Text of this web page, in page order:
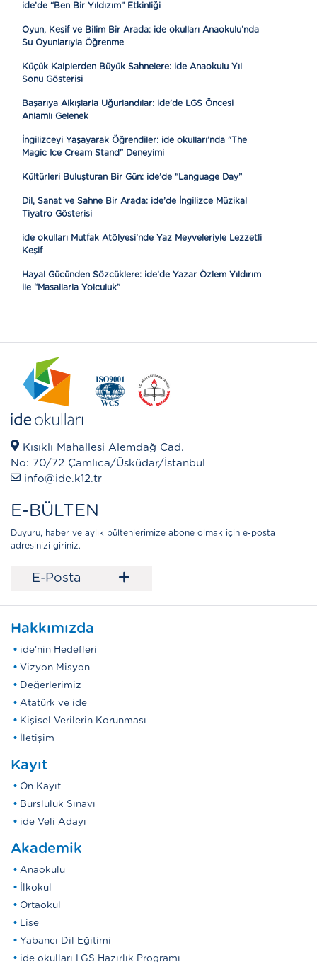
ide’de “Ben Bir Yıldızım” Etkinliği
Oyun, Keşif ve Bilim Bir Arada: ide okulları Anaokulu’nda
Su Oyunlarıyla Öğrenme
Küçük Kalplerden Büyük Sahnelere: ide Anaokulu Yıl
Sonu Gösterisi
Başarıya Alkışlarla Uğurlandılar: ide’de LGS Öncesi
Anlamlı Gelenek
İngilizceyi Yaşayarak Öğrendiler: ide okulları’nda "The
Magic Ice Cream Stand" Deneyimi
Kültürleri Buluşturan Bir Gün: ide’de “Language Day”
Dil, Sanat ve Sahne Bir Arada: ide’de İngilizce Müzikal
Tiyatro Gösterisi
ide okulları Mutfak Atölyesi’nde Yaz Meyveleriyle Lezzetli
Keşif
Hayal Gücünden Sözcüklere: ide’de Yazar Özlem Yıldırım
ile “Masallarla Yolculuk”
Kısıklı Mahallesi Alemdağ Cad.
No: 70/72 Çamlıca/Üsküdar/İstanbul
info@ide.k12.tr
E-BÜLTEN
Duyuru, haber ve aylık bültenlerimize abone olmak için e-posta
adresinizi giriniz.
E-Posta +
Hakkımızda
ide'nin Hedefleri
Vizyon Misyon
Değerlerimiz
Atatürk ve ide
Kişisel Verilerin Korunması
İletişim
Kayıt
Ön Kayıt
Bursluluk Sınavı
ide Veli Adayı
Akademik
Anaokulu
İlkokul
Ortaokul
Lise
Yabancı Dil Eğitimi
ide okulları LGS Hazırlık Programı